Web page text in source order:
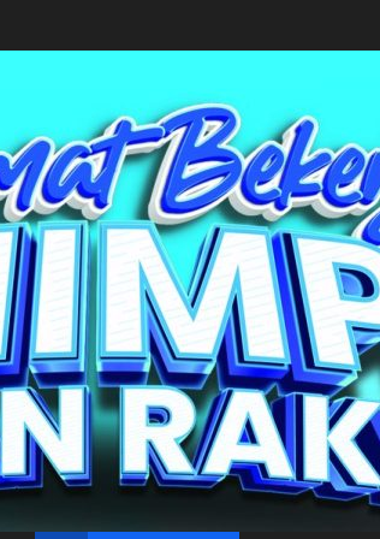
bersama Kemendagri Kawal Investasi Cable